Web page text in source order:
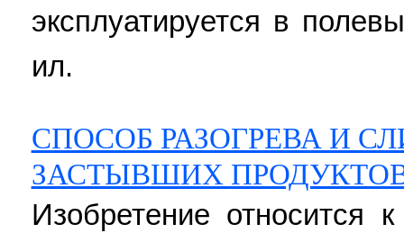
эксплуатируется в
ил.
СПОСОБ РАЗОГРЕВА И
ЗАСТЫВШИХ
Изобретение относится